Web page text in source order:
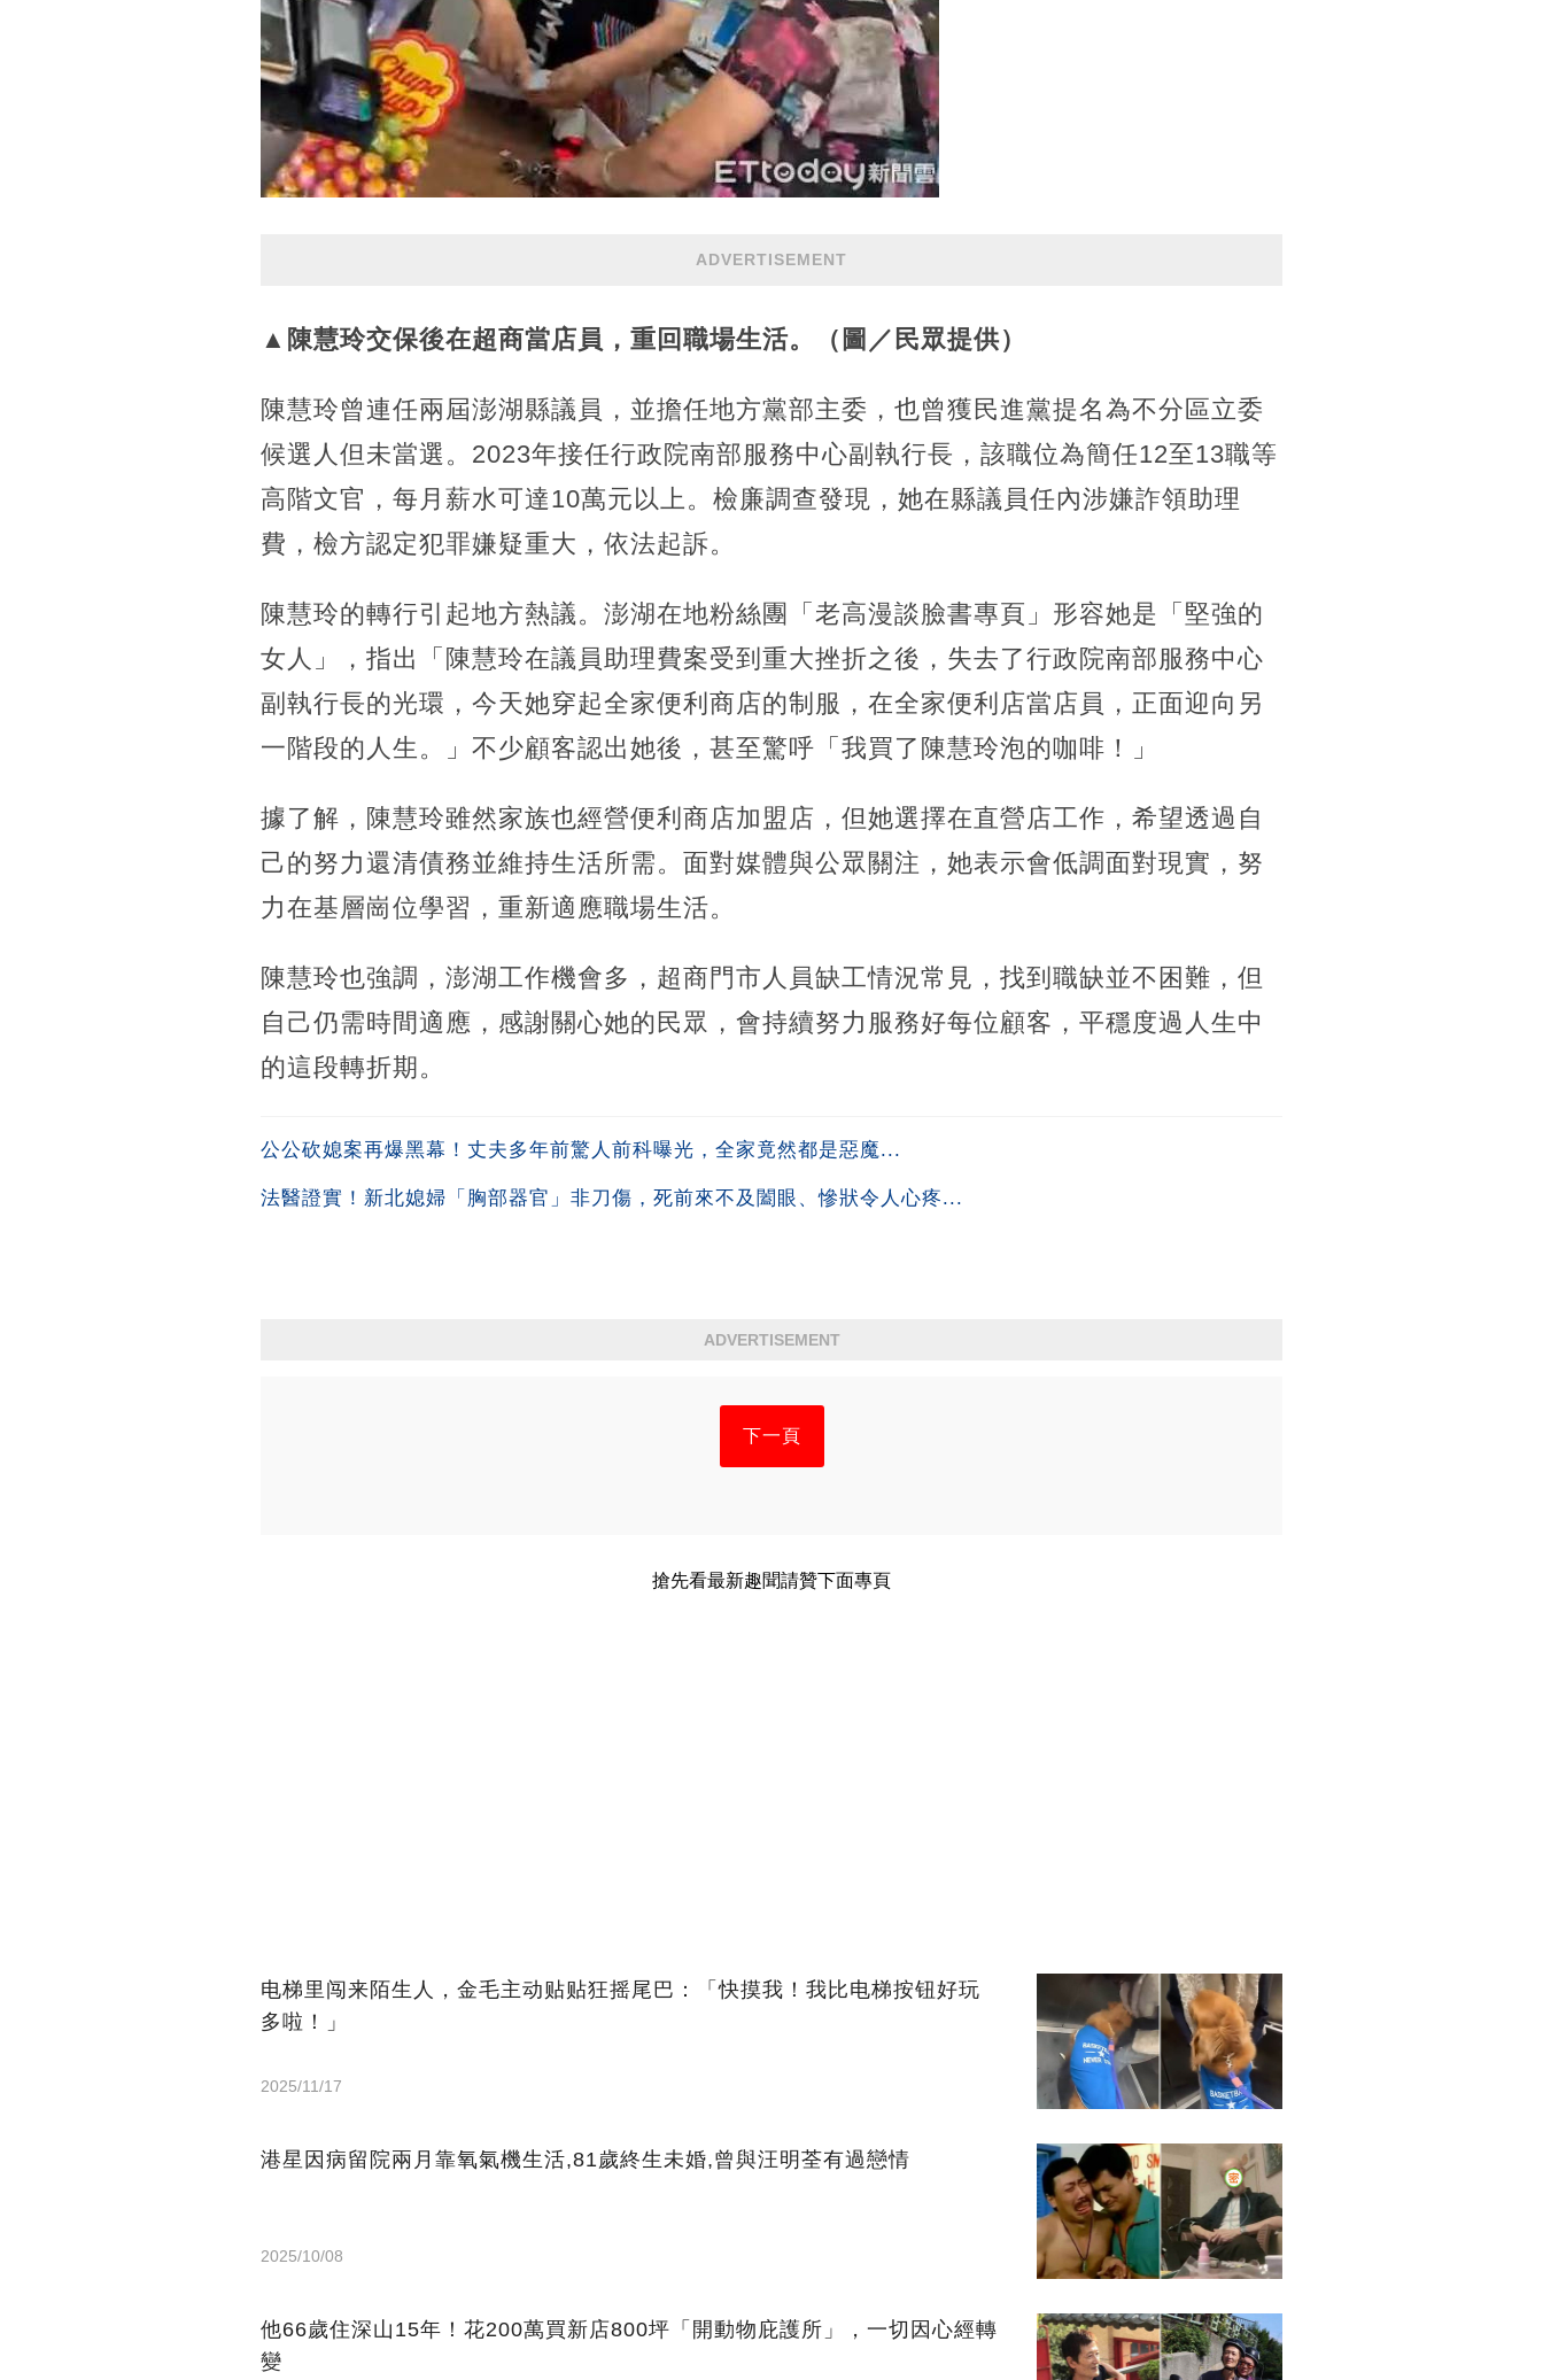
ADVERTISEMENT
▲陳慧玲交保後在超商當店員，重回職場生活。（圖／民眾提供）
陳慧玲曾連任兩屆澎湖縣議員，並擔任地方黨部主委，也曾獲民進黨提名為不分區立委
候選人但未當選。2023年接任行政院南部服務中心副執行長，該職位為簡任12至13職等
高階文官，每月薪水可達10萬元以上。檢廉調查發現，她在縣議員任內涉嫌詐領助理
費，檢方認定犯罪嫌疑重大，依法起訴。
陳慧玲的轉行引起地方熱議。澎湖在地粉絲團「老高漫談臉書專頁」形容她是「堅強的
女人」，指出「陳慧玲在議員助理費案受到重大挫折之後，失去了行政院南部服務中心
副執行長的光環，今天她穿起全家便利商店的制服，在全家便利店當店員，正面迎向另
一階段的人生。」不少顧客認出她後，甚至驚呼「我買了陳慧玲泡的咖啡！」
據了解，陳慧玲雖然家族也經營便利商店加盟店，但她選擇在直營店工作，希望透過自
己的努力還清債務並維持生活所需。面對媒體與公眾關注，她表示會低調面對現實，努
力在基層崗位學習，重新適應職場生活。
陳慧玲也強調，澎湖工作機會多，超商門市人員缺工情況常見，找到職缺並不困難，但
自己仍需時間適應，感謝關心她的民眾，會持續努力服務好每位顧客，平穩度過人生中
的這段轉折期。
公公砍媳案再爆黑幕！丈夫多年前驚人前科曝光，全家竟然都是惡魔...
法醫證實！新北媳婦「胸部器官」非刀傷，死前來不及闔眼、慘狀令人心疼...
ADVERTISEMENT
下一頁
搶先看最新趣聞請贊下面專頁
电梯里闯来陌生人，金毛主动贴贴狂摇尾巴：「快摸我！我比电梯按钮好玩
多啦！」
2025/11/17
港星因病留院兩月靠氧氣機生活,81歲終生未婚,曾與汪明荃有過戀情
2025/10/08
他66歲住深山15年！花200萬買新店800坪「開動物庇護所」，一切因心經轉
變